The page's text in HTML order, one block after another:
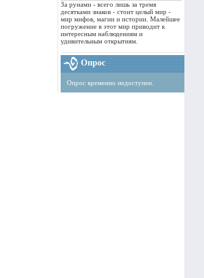
За рунами - всего лишь за тремя
десятками знаков - стоит целый мир -
мир мифов, магии и истории. Малейшее
погружение в этот мир приводит к
интересным наблюдениям и
удивительным открытиям.
Опрос
Опрос временно недоступен.